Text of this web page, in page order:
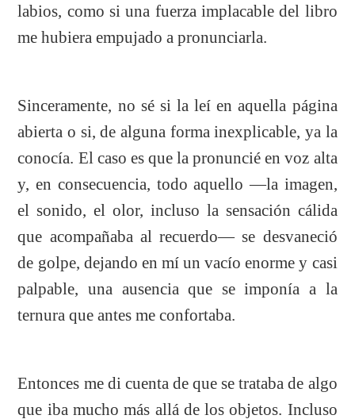
labios, como si una fuerza implacable del libro
me hubiera empujado a pronunciarla.
Sinceramente, no sé si la leí en aquella página
abierta o si, de alguna forma inexplicable, ya la
conocía. El caso es que la pronuncié en voz alta
y, en consecuencia, todo aquello —la imagen,
el sonido, el olor, incluso la sensación cálida
que acompañaba al recuerdo— se desvaneció
de golpe, dejando en mí un vacío enorme y casi
palpable, una ausencia que se imponía a la
ternura que antes me confortaba.
Entonces me di cuenta de que se trataba de algo
que iba mucho más allá de los objetos. Incluso